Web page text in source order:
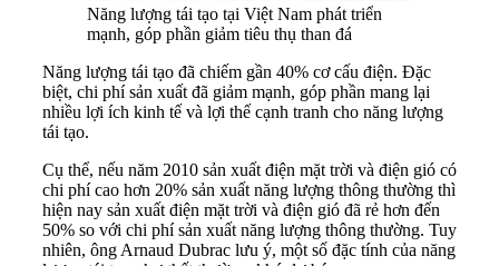
Năng lượng tái tạo tại Việt Nam phát triển
mạnh, góp phần giảm tiêu thụ than đá
Năng lượng tái tạo đã chiếm gần 40% cơ cấu điện. Đặc
biệt, chi phí sản xuất đã giảm mạnh, góp phần mang lại
nhiều lợi ích kinh tế và lợi thế cạnh tranh cho năng lượng
tái tạo.
Cụ thể, nếu năm 2010 sản xuất điện mặt trời và điện gió có
chi phí cao hơn 20% sản xuất năng lượng thông thường thì
hiện nay sản xuất điện mặt trời và điện gió đã rẻ hơn đến
50% so với chi phí sản xuất năng lượng thông thường. Tuy
nhiên, ông Arnaud Dubrac lưu ý, một số đặc tính của năng